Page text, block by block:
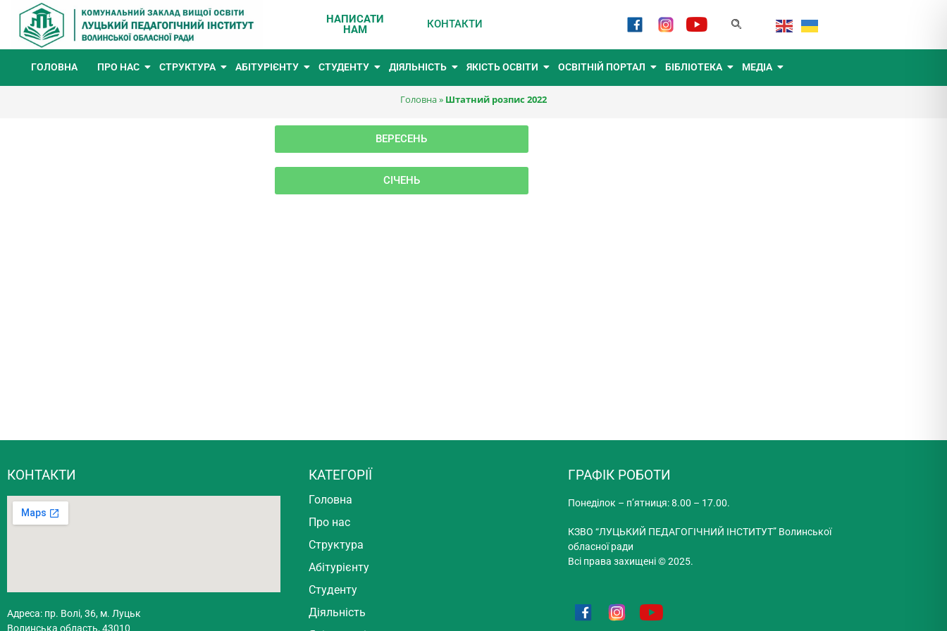
НАПИСАТИ
НАМ
КОНТАКТИ
ГОЛОВНА ПРО НАС СТРУКТУРА АБІТУРІЄНТУ СТУДЕНТУ ДІЯЛЬНІСТЬ ЯКІСТЬ ОСВІТИ ОСВІТНІЙ ПОРТАЛ БІБЛІОТЕКА МЕДІА
Головна» Штатний розпис 2022
ВЕРЕСЕНЬ
СІЧЕНЬ
КОНТАКТИ
Адреса: пр. Волі, 36, м. Луцьк
Волинська область, 43010
КАТЕГОРІЇ
Головна
Про нас
Структура
Абітурієнту
Студенту
Діяльність
ГРАФІК РОБОТИ
Понеділок – п’ятниця: 8.00 – 17.00.
КЗВО “ЛУЦЬКИЙ ПЕДАГОГІЧНИЙ ІНСТИТУТ” Волинської
обласної ради
Всі права захищені © 2025.